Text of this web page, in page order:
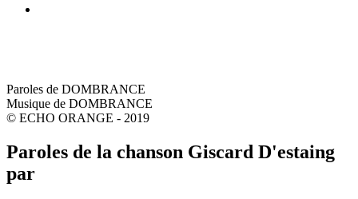
Paroles de DOMBRANCE
Musique de DOMBRANCE
© ECHO ORANGE - 2019
Paroles de la chanson Giscard D'estaing
par